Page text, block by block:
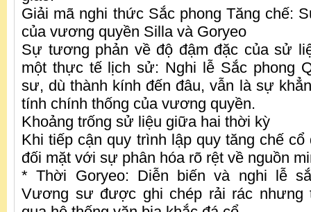
Giải mã nghi thức Sắc phong Tăng chế:
của vương quyền Silla và Goryeo
Sự tương phản về độ đậm đặc của sử
một thực tế lịch sử: Nghi lễ Sắc phong
sư, dù thành kính đến đâu, vẫn là sự
tính chính thống của vương quyền.
Khoảng trống sử liệu giữa hai thời kỳ
Khi tiếp cận quy trình lập quy tăng chế
đối mặt với sự phân hóa rõ rệt về nguồn
* Thời Goryeo: Diễn biến và nghi lễ
Vương sư được ghi chép rải rác nhưng